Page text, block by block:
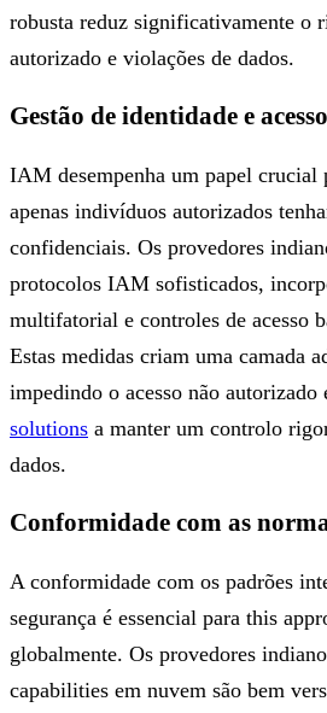
robusta reduz significativamente o
autorizado e violações de dados.
Gestão de identidade e
IAM desempenha um papel crucial
apenas indivíduos autorizados
confidenciais. Os provedores
protocolos IAM sofisticados,
multifatorial e controles de acesso
Estas medidas criam uma camada
impedindo o acesso não autorizado
solutions a manter um controlo
dados.
Conformidade com as
A conformidade com os padrões
segurança é essencial para this
globalmente. Os provedores
capabilities em nuvem são bem